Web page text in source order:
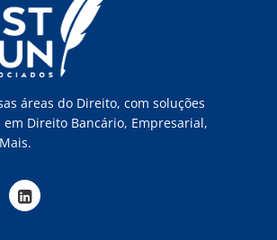
áreas do Direito, com soluções
Direito Bancário, Empresarial,